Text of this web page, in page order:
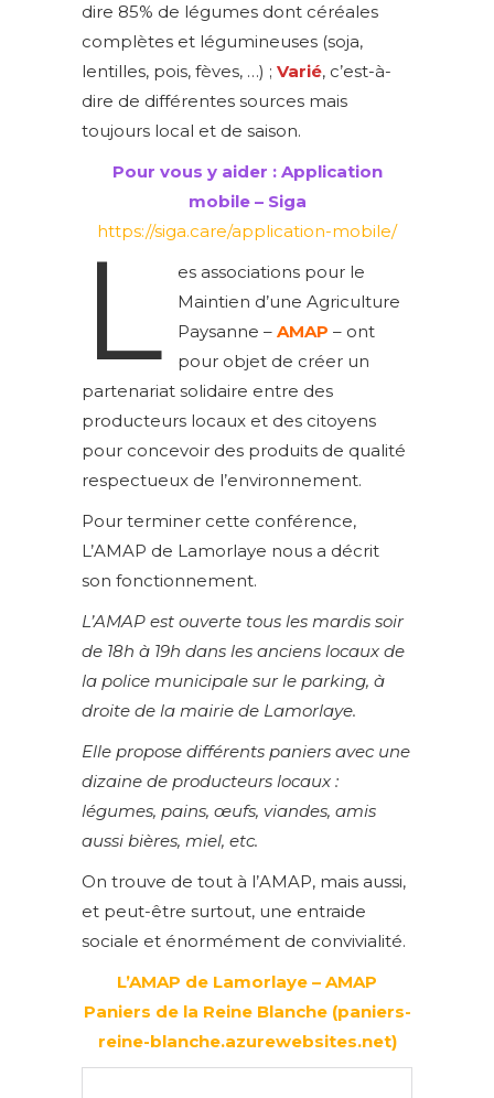
dire 85% de légumes dont céréales
complètes et légumineuses (soja,
lentilles, pois, fèves, …) ; Varié, c’est-à-
dire de différentes sources mais
toujours local et de saison.
Pour vous y aider : Application
mobile – Siga
https://siga.care/application-mobile/
L
es associations pour le
Maintien d’une Agriculture
Paysanne – AMAP – ont
pour objet de créer un
partenariat solidaire entre des
producteurs locaux et des citoyens
pour concevoir des produits de qualité
respectueux de l’environnement.
Pour terminer cette conférence,
L’AMAP de Lamorlaye nous a décrit
son fonctionnement.
L’AMAP est ouverte tous les mardis soir
de 18h à 19h dans les anciens locaux de
la police municipale sur le parking, à
droite de la mairie de Lamorlaye.
Elle propose différents paniers avec une
dizaine de producteurs locaux :
légumes, pains, œufs, viandes, amis
aussi bières, miel, etc.
On trouve de tout à l’AMAP, mais aussi,
et peut-être surtout, une entraide
sociale et énormément de convivialité.
L’AMAP de Lamorlaye – AMAP
Paniers de la Reine Blanche (paniers-
reine-blanche.azurewebsites.net)